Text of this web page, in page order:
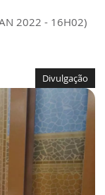
2022 - 16H02)
Divulgação